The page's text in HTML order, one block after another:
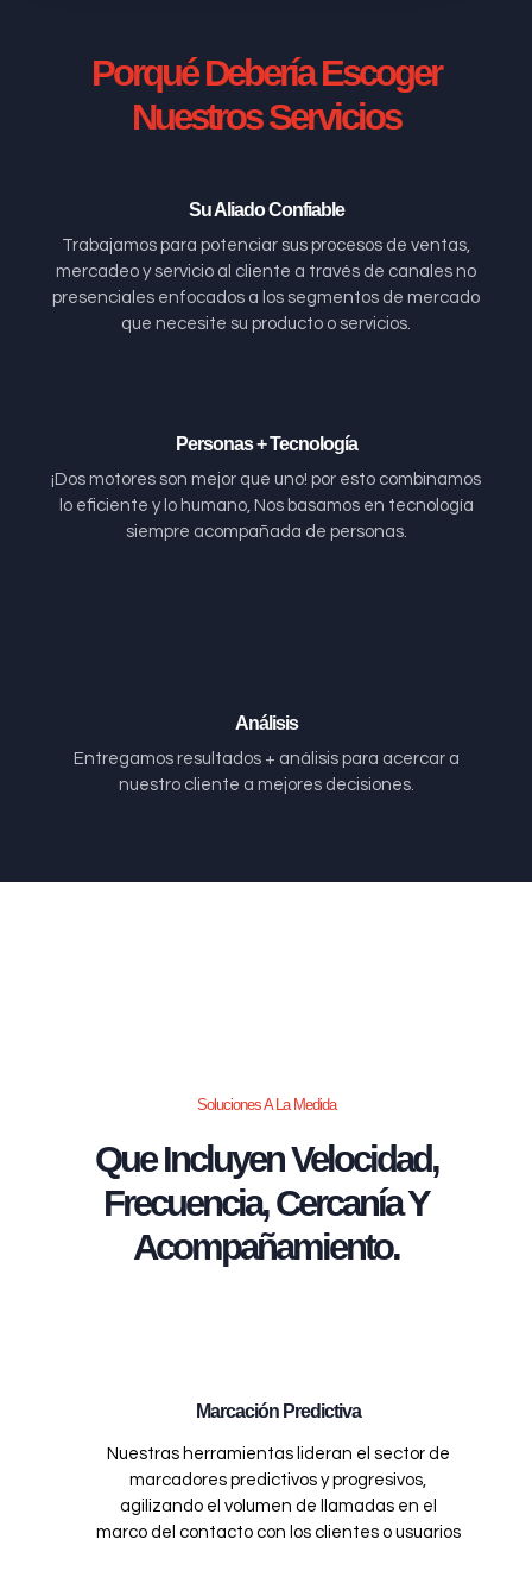
Porqué Debería Escoger
Nuestros Servicios
Su Aliado Confiable
Trabajamos para potenciar sus procesos de ventas,
mercadeo y servicio al cliente a través de canales no
presenciales enfocados a los segmentos de mercado
que necesite su producto o servicios.
Personas + Tecnología
¡Dos motores son mejor que uno! por esto combinamos
lo eficiente y lo humano, Nos basamos en tecnología
siempre acompañada de personas.
Análisis
Entregamos resultados + análisis para acercar a
nuestro cliente a mejores decisiones.
Soluciones A La Medida
Que Incluyen Velocidad,
Frecuencia, Cercanía Y
Acompañamiento.
Marcación Predictiva
Nuestras herramientas lideran el sector de
marcadores predictivos y progresivos,
agilizando el volumen de llamadas en el
marco del contacto con los clientes o usuarios